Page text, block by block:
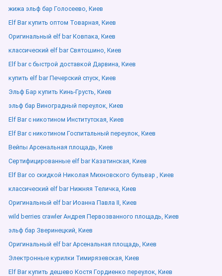
жижа эльф бар Голосеево, Киев
Elf Bar купить оптом Товарная, Киев
Оригинальный elf bar Ковпака, Киев
классический elf bar Святошино, Киев
Elf bar с быстрой доставкой Дарвина, Киев
купить elf bar Печерский спуск, Киев
Эльф Бар купить Кинь-Грусть, Киев
эльф бар Виноградный переулок, Киев
Elf Bar с никотином Институтская, Киев
Elf Bar с никотином Госпитальный переулок, Киев
Вейпы Арсенальная площадь, Киев
Сертифицированные elf bar Казатинская, Киев
Elf Bar со скидкой Николая Михновского бульвар , Киев
классический elf bar Нижняя Теличка, Киев
Оригинальный elf bar Иоанна Павла ІІ, Киев
wild berries crawler Андрея Первозванного площадь, Киев
эльф бар Зверинецкий, Киев
Оригинальный elf bar Арсенальная площадь, Киев
Электронные курилки Тимирязевская, Киев
Elf Bar купить дешево Костя Гордиенко переулок, Киев